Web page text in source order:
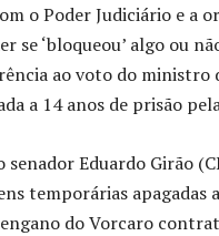
o Poder Judiciário e a
se ‘bloqueou’ algo ou
ao voto do ministro
a 14 anos de prisão
senador Eduardo Girão
temporárias
do Vorcaro